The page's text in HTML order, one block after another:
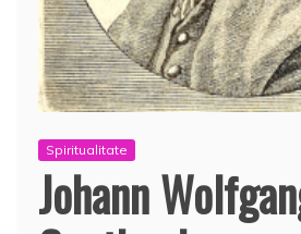
Spiritualitate
Johann